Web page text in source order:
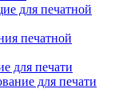
для печатной
печатной
для печати
для печати